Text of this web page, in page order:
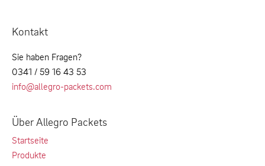
Kontakt
Sie haben Fragen?
0341 / 59 16 43 53
info@allegro-packets.com
Über Allegro Packets
Startseite
Produkte